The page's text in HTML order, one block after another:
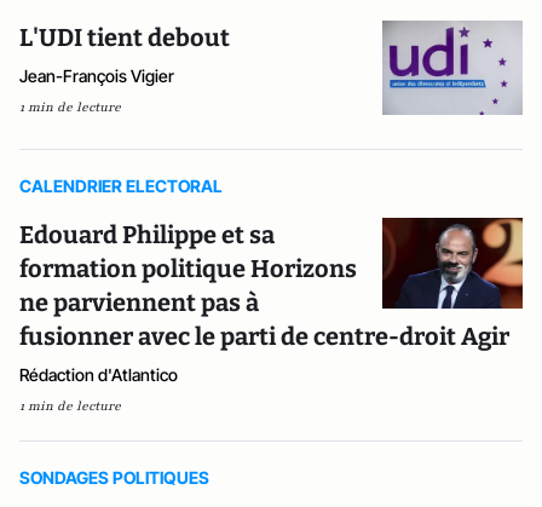
L'UDI tient debout
Jean-François Vigier
1 min de lecture
CALENDRIER ELECTORAL
Edouard Philippe et sa
formation politique Horizons
ne parviennent pas à
fusionner avec le parti de centre-droit Agir
Rédaction d'Atlantico
1 min de lecture
SONDAGES POLITIQUES